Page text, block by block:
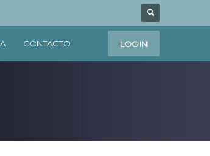
CONTACTO LOG IN